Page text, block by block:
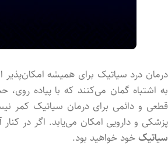
درمان درد سیاتیک برای همیشه
به اشتباه گمان می‌کنند که با پیاده
قطعی و دائمی برای درمان سیاتیک کمر
پزشکی و دارویی امکان می‌یابد. اگر در
سیاتیک خود خواهید بود.